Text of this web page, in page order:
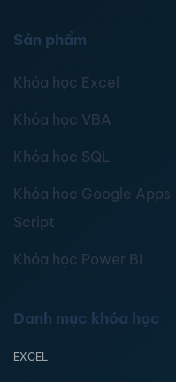
Sản phẩm
Khóa học Excel
Khóa học VBA
Khóa học SQL
Khóa học Google Apps
Script
Khóa học Power BI
Danh mục khóa học
EXCEL